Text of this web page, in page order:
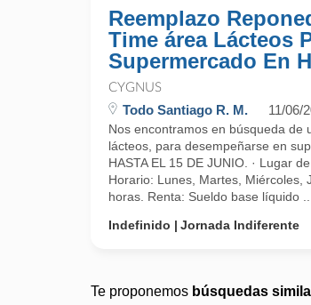
Reemplazo
Time área Lácteos
Supermercado En
CYGNUS
Todo Santiago R. M. 11/06/
Nos encontramos en búsqueda de
lácteos, para desempeñarse en
HASTA EL 15 DE JUNIO. · Lugar
Horario: Lunes, Martes, Miércoles,
horas. Renta: Sueldo base líquido ...
Indefinido
Jornada Indiferente
Te proponemos búsquedas